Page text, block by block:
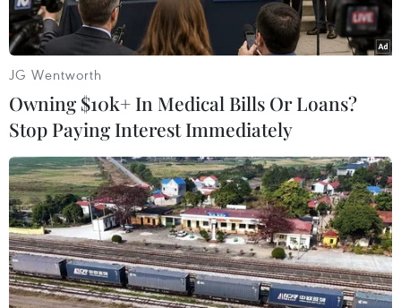
trung tâm dữ liệu - sẽ góp phần thiết lập những
tiêu chuẩn mới cho thị trường trung tâm dữ liệu
chúng tôi cũng sẽ hợp tác cùng nhau để đưa
công nghệ AI Cloud tới gần hơn với các doanh
nghiệp trong nước và khu vực, đón đầu xu
hướng then chốt của nền Kinh tế Số," ông Lê
Hồng Minh - Tổng giám đốc VNG nhấn mạnh.
Nền Kinh tế Số Việt Nam được dự báo sẽ tăng
trưởng 20% vào năm 2025 gần gấp đôi mức tăng
trưởng GDP với hệ sinh thái kỹ thuật số phát
JG Wentworth
Owning $10k+ In Medical Bills Or Loans?
Stop Paying Interest Immediately